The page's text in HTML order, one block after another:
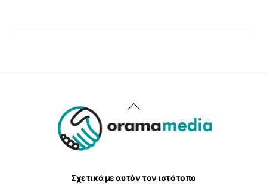
Back
To
Σχετικά με αυτόν τον ιστότοπο